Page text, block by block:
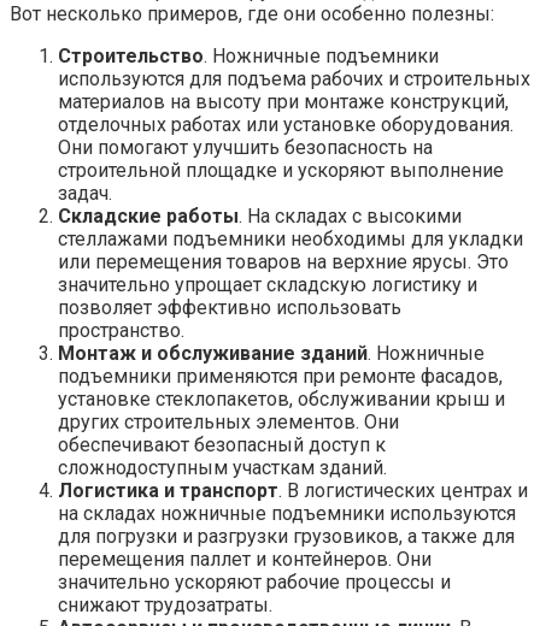
Вот несколько примеров, где они особенно полезны:
Строительство. Ножничные подъемники
используются для подъема рабочих и строительных
материалов на высоту при монтаже конструкций,
отделочных работах или установке оборудования.
Они помогают улучшить безопасность на
строительной площадке и ускоряют выполнение
задач.
Складские работы. На складах с высокими
стеллажами подъемники необходимы для укладки
или перемещения товаров на верхние ярусы. Это
значительно упрощает складскую логистику и
позволяет эффективно использовать
пространство.
Монтаж и обслуживание зданий. Ножничные
подъемники применяются при ремонте фасадов,
установке стеклопакетов, обслуживании крыш и
других строительных элементов. Они
обеспечивают безопасный доступ к
сложнодоступным участкам зданий.
Логистика и транспорт. В логистических центрах и
на складах ножничные подъемники используются
для погрузки и разгрузки грузовиков, а также для
перемещения паллет и контейнеров. Они
значительно ускоряют рабочие процессы и
снижают трудозатраты.